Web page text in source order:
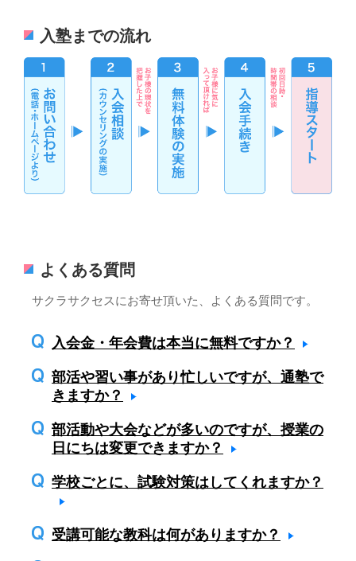
入塾までの流れ
よくある質問
サクラサクセスにお寄せ頂いた、よくある質問です。
入会金・年会費は本当に無料ですか？
部活や習い事があり忙しいですが、通塾で
きますか？
部活動や大会などが多いのですが、授業の
日にちは変更できますか？
学校ごとに、試験対策はしてくれますか？
受講可能な教科は何がありますか？